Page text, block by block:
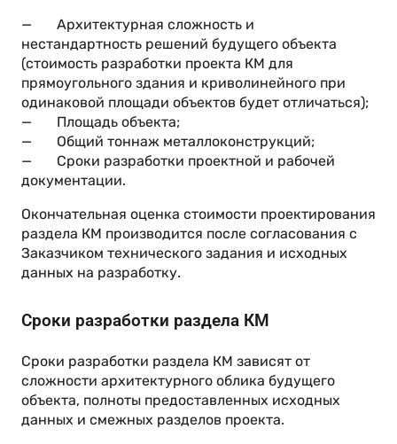
— Архитектурная сложность и
нестандартность решений будущего объекта
(стоимость разработки проекта КМ для
прямоугольного здания и криволинейного при
одинаковой площади объектов будет отличаться);
— Площадь объекта;
— Общий тоннаж металлоконструкций;
— Сроки разработки проектной и рабочей
документации.
Окончательная оценка стоимости проектирования
раздела КМ производится после согласования с
Заказчиком технического задания и исходных
данных на разработку.
Сроки разработки раздела КМ
Сроки разработки раздела КМ зависят от
сложности архитектурного облика будущего
объекта, полноты предоставленных исходных
данных и смежных разделов проекта.